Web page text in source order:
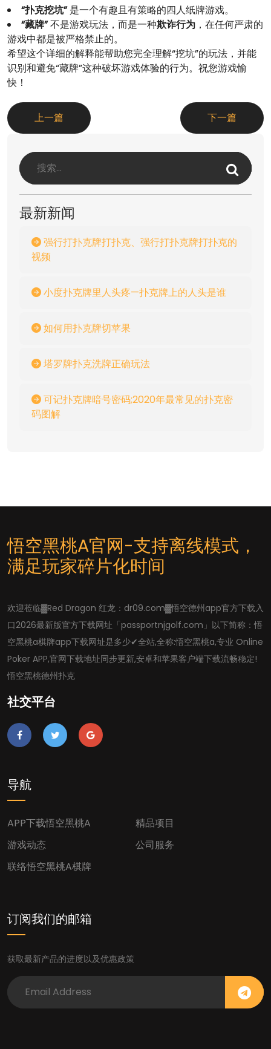
“扑克挖坑”是一个有趣且有策略的四人纸牌游戏。
“藏牌”不是游戏玩法，而是一种欺诈行为 ，在任何严肃的
游戏中都是被严格禁止的。
希望这个详细的解释能帮助您完全理解“挖坑”的玩法，并能
识别和避免“藏牌”这种破坏游戏体验的行为。祝您游戏愉
快！
上一篇 下一篇
最新新闻
强行打扑克牌打扑克、强行打扑克牌打扑克的
视频
小度扑克牌里人头疼—扑克牌上的人头是谁
如何用扑克牌切苹果
塔罗牌扑克洗牌正确玩法
可记扑克牌暗号密码;2020年最常见的扑克密
码图解
悟空黑桃A官网-支持离线模式，
满足玩家碎片化时间
欢迎莅临▓Red Dragon 红龙：dr09.com▓悟空德州app官方下载入
口2026最新版官方下载网址「passportnjgolf.com」以下简称：悟
空黑桃a棋牌app下载网址是多少✔全站,全称:悟空黑桃a,专业 Online
Poker APP,官网下载地址同步更新,安卓和苹果客户端下载流畅稳定!
悟空黑桃德州扑克
社交平台
导航
APP下载悟空黑桃A
精品项目
游戏动态
公司服务
联络悟空黑桃a棋牌
订阅我们的邮箱
获取最新产品的进度以及优惠政策